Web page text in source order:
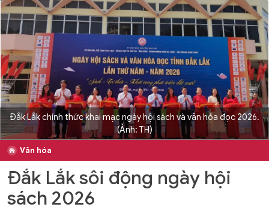
Đắk Lắk chính thức khai mạc ngày hội sách và văn hóa đọc 2026.
(Ảnh: TH)
Văn hóa
Đắk Lắk sôi động ngày hội
sách 2026